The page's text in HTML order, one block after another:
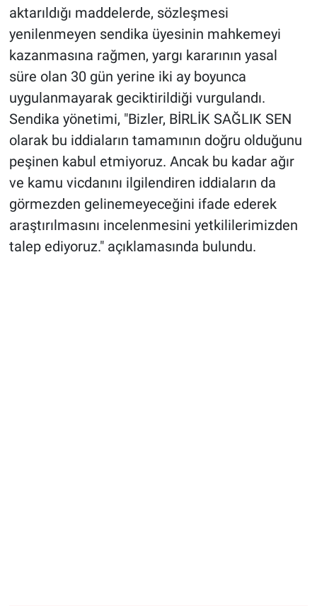
aktarıldığı maddelerde, sözleşmesi
yenilenmeyen sendika üyesinin mahkemeyi
kazanmasına rağmen, yargı kararının yasal
süre olan 30 gün yerine iki ay boyunca
uygulanmayarak geciktirildiği vurgulandı.
Sendika yönetimi, "Bizler, BİRLİK SAĞLIK SEN
olarak bu iddiaların tamamının doğru olduğunu
peşinen kabul etmiyoruz. Ancak bu kadar ağır
ve kamu vicdanını ilgilendiren iddiaların da
görmezden gelinemeyeceğini ifade ederek
araştırılmasını incelenmesini yetkililerimizden
talep ediyoruz." açıklamasında bulundu.